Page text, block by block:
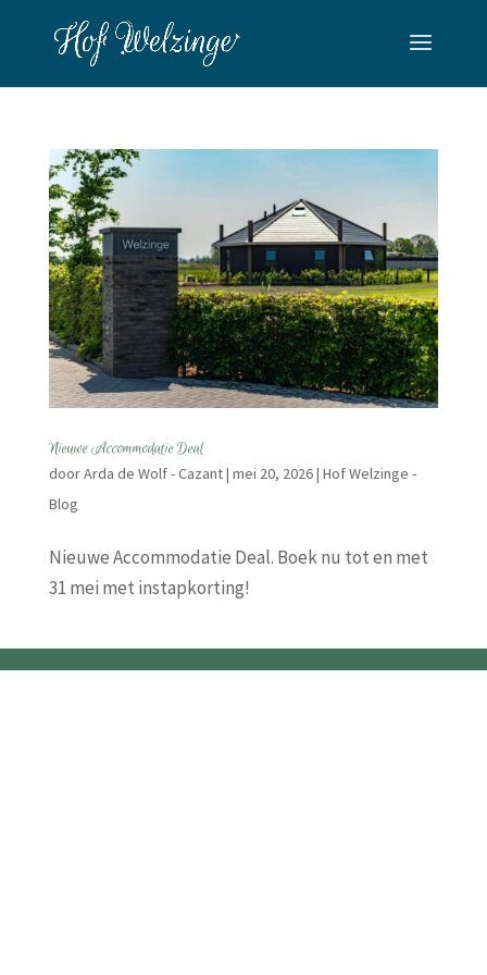
Nieuwe Accommodatie Deal
doorArda de Wolf - Cazant| mei 20, 2026| Hof Welzinge -
Blog
Nieuwe Accommodatie Deal. Boek nu tot en met
31 mei met instapkorting!